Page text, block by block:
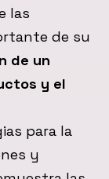
las
de su
de un
y el
para la
y